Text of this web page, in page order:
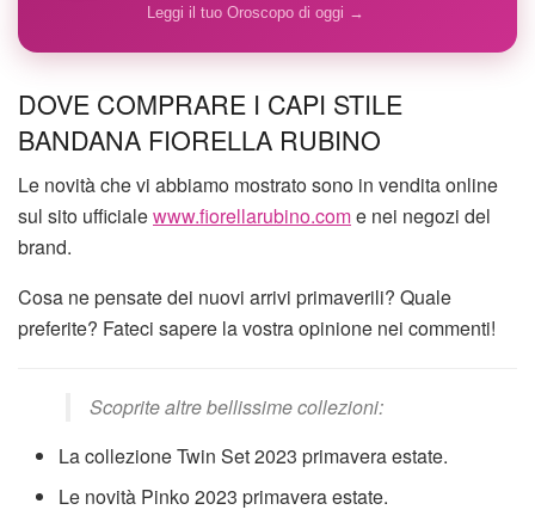
Leggi il tuo Oroscopo di oggi →
DOVE COMPRARE I CAPI STILE
BANDANA FIORELLA RUBINO
Le novità che vi abbiamo mostrato sono in vendita online
sul sito ufficialewww.fiorellarubino.come nei negozi del
brand.
Cosa ne pensate dei nuovi arrivi primaverili? Quale
preferite? Fateci sapere la vostra opinione nei commenti!
Scoprite altre bellissime collezioni:
La collezione Twin Set 2023 primavera estate.
Le novità Pinko 2023 primavera estate.